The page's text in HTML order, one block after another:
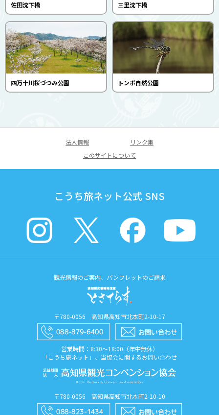
佐田沈下橋 三里沈下橋
四万十川桜づつみ公園 トンボ自然公園
法人情報
リンク集
このサイトについて
こうち旅ネット公式 SNS
観光情報のご案内、パンフレットのご請求
〒780-0056 高知県高知市北本町2-10-17
営業時間：8:30〜18:00（年中無休）
「こうち旅ネット」、当協会に関するお問い合わせ
〒780-0056 高知県高知市北本町2-10-10